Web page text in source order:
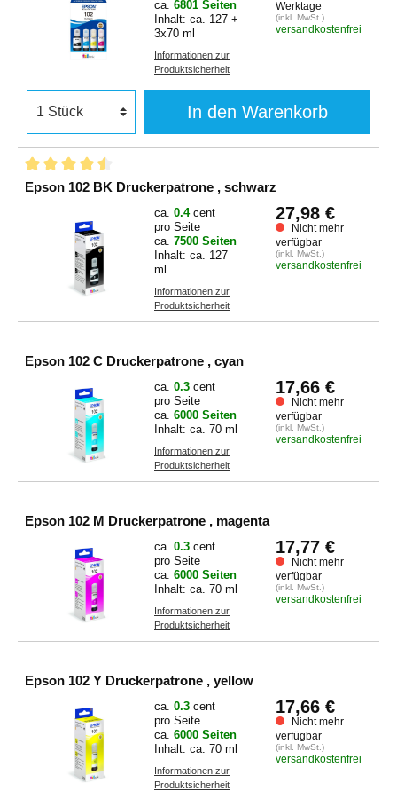
ca. 6801 Seiten
Inhalt: ca. 127 +
3x70 ml
Informationen zur
Produktsicherheit
Werktage
(inkl. MwSt.)
versandkostenfrei
In den Warenkorb
Epson 102 BK Druckerpatrone , schwarz
ca. 0.4 cent
pro Seite
ca. 7500 Seiten
Inhalt: ca. 127
ml
Informationen zur
Produktsicherheit
27,98 €
Nicht mehr
verfügbar
(inkl. MwSt.)
versandkostenfrei
Epson 102 C Druckerpatrone , cyan
ca. 0.3 cent
pro Seite
ca. 6000 Seiten
Inhalt: ca. 70 ml
Informationen zur
Produktsicherheit
17,66 €
Nicht mehr
verfügbar
(inkl. MwSt.)
versandkostenfrei
Epson 102 M Druckerpatrone , magenta
ca. 0.3 cent
pro Seite
ca. 6000 Seiten
Inhalt: ca. 70 ml
Informationen zur
Produktsicherheit
17,77 €
Nicht mehr
verfügbar
(inkl. MwSt.)
versandkostenfrei
Epson 102 Y Druckerpatrone , yellow
ca. 0.3 cent
pro Seite
ca. 6000 Seiten
Inhalt: ca. 70 ml
Informationen zur
Produktsicherheit
17,66 €
Nicht mehr
verfügbar
(inkl. MwSt.)
versandkostenfrei